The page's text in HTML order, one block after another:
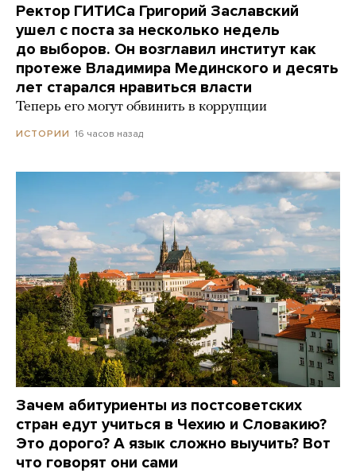
Ректор ГИТИСа Григорий Заславский
ушел с поста за несколько недель
до выборов. Он возглавил институт как
протеже Владимира Мединского и десять
лет старался нравиться власти
Теперь его могут обвинить в коррупции
ИСТОРИИ 16 часов назад
Зачем абитуриенты из постсоветских
стран едут учиться в Чехию и Словакию?
Это дорого? А язык сложно выучить? Вот
что говорят они сами